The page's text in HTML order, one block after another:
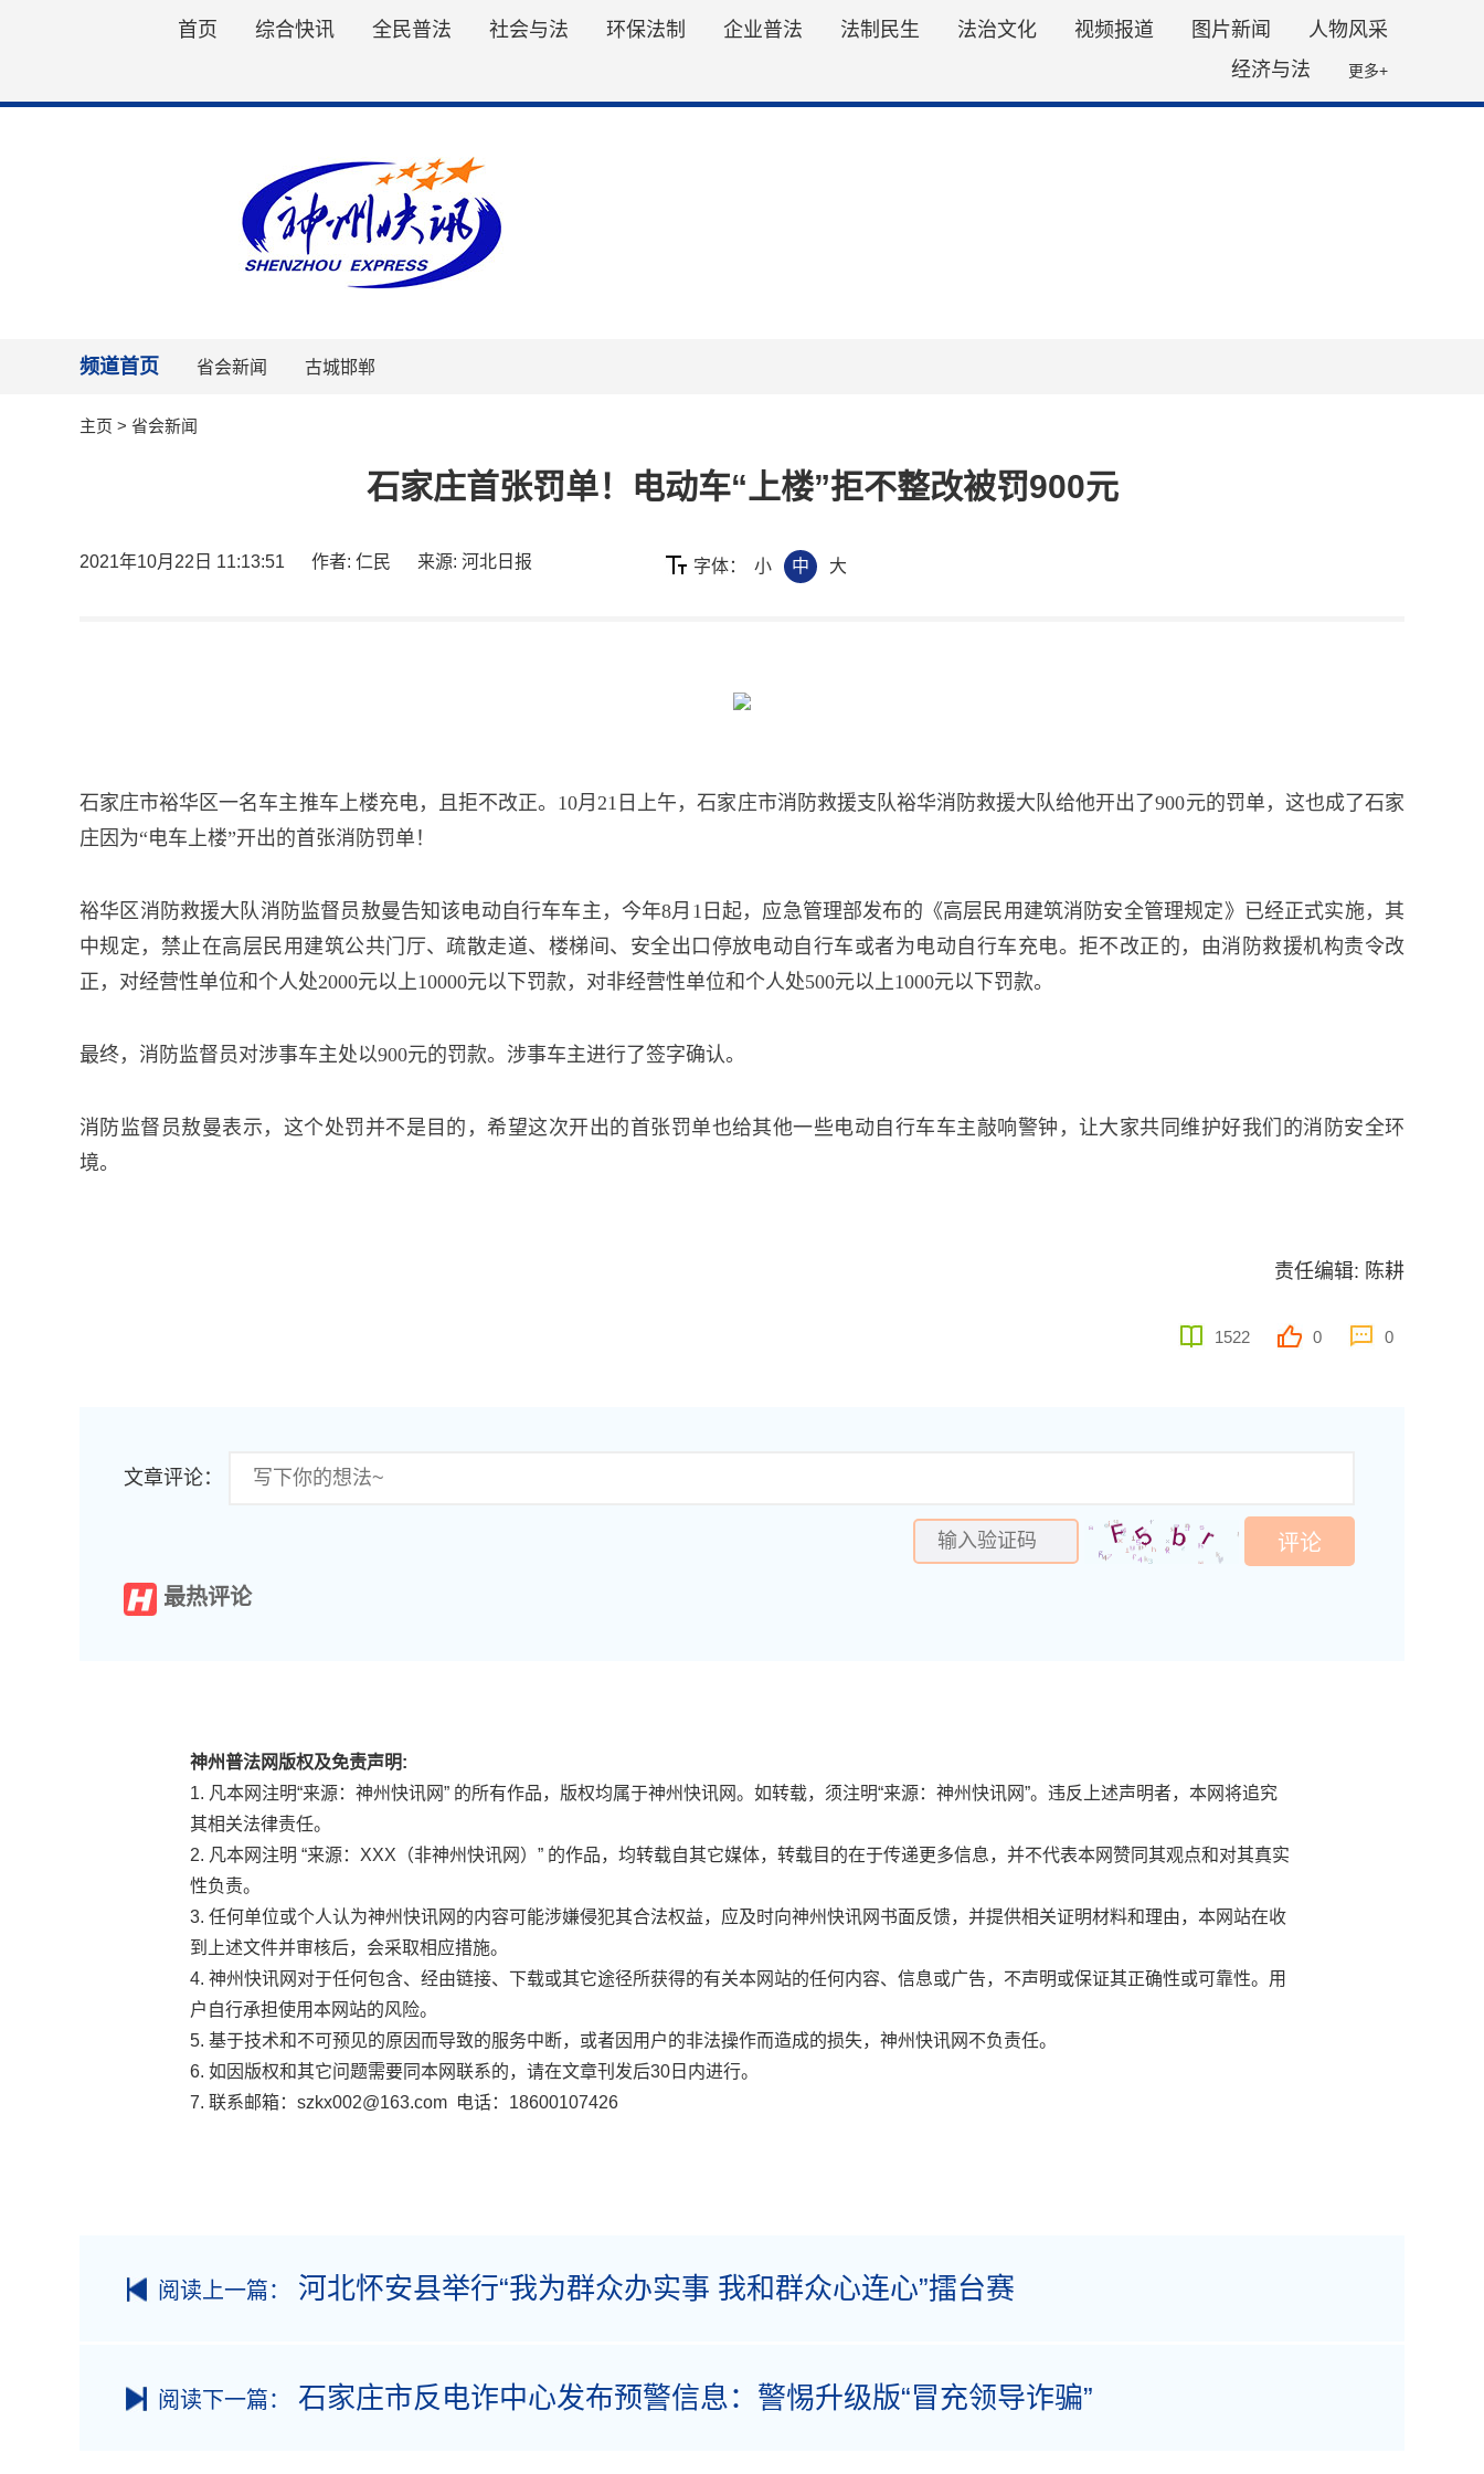
首页 综合快讯 全民普法 社会与法 环保法制 企业普法 法制民生 法治文化 视频报道 图片新闻
人物风采
经济与法
更多+
频道首页 省会新闻 古城邯郸
主页 > 省会新闻
石家庄首张罚单！电动车“上楼”拒不整改被罚900元
2021年10月22日 11:13:51 作者: 仁民 来源: 河北日报 字体： 小 中 大
石家庄市裕华区一名车主推车上楼充电，且拒不改正。10月21日上午，石家庄市消防救援支队裕华消防救援大队给他开出了900元的罚单，这也成了石家
庄因为“电车上楼”开出的首张消防罚单！
裕华区消防救援大队消防监督员敖曼告知该电动自行车车主，今年8月1日起，应急管理部发布的《高层民用建筑消防安全管理规定》已经正式实施，其
中规定，禁止在高层民用建筑公共门厅、疏散走道、楼梯间、安全出口停放电动自行车或者为电动自行车充电。拒不改正的，由消防救援机构责令改
正，对经营性单位和个人处2000元以上10000元以下罚款，对非经营性单位和个人处500元以上1000元以下罚款。
最终，消防监督员对涉事车主处以900元的罚款。涉事车主进行了签字确认。
消防监督员敖曼表示，这个处罚并不是目的，希望这次开出的首张罚单也给其他一些电动自行车车主敲响警钟，让大家共同维护好我们的消防安全环
境。
责任编辑: 陈耕
1522 0 0
文章评论：
评论
最热评论
神州普法网版权及免责声明:
1. 凡本网注明“来源：神州快讯网” 的所有作品，版权均属于神州快讯网。如转载，须注明“来源：神州快讯网”。违反上述声明者，本网将追究
其相关法律责任。
2. 凡本网注明 “来源：XXX（非神州快讯网）” 的作品，均转载自其它媒体，转载目的在于传递更多信息，并不代表本网赞同其观点和对其真实
性负责。
3. 任何单位或个人认为神州快讯网的内容可能涉嫌侵犯其合法权益，应及时向神州快讯网书面反馈，并提供相关证明材料和理由，本网站在收
到上述文件并审核后，会采取相应措施。
4. 神州快讯网对于任何包含、经由链接、下载或其它途径所获得的有关本网站的任何内容、信息或广告，不声明或保证其正确性或可靠性。用
户自行承担使用本网站的风险。
5. 基于技术和不可预见的原因而导致的服务中断，或者因用户的非法操作而造成的损失，神州快讯网不负责任。
6. 如因版权和其它问题需要同本网联系的，请在文章刊发后30日内进行。
7. 联系邮箱：szkx002@163.com 电话：18600107426
阅读上一篇： 河北怀安县举行“我为群众办实事 我和群众心连心”擂台赛
阅读下一篇： 石家庄市反电诈中心发布预警信息：警惕升级版“冒充领导诈骗”